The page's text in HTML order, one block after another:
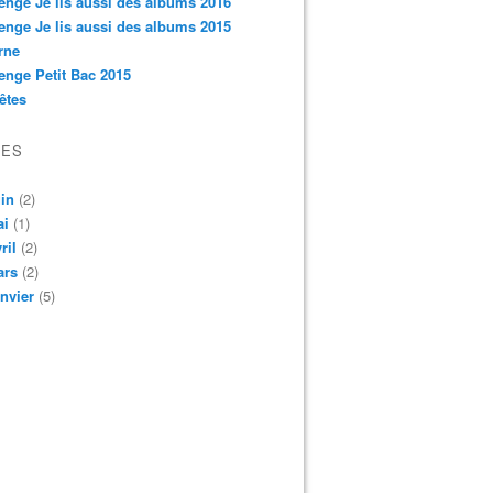
Je lis aussi des albums 2015
Petit Bac 2015
(2)
(1)
(2)
(2)
(5)